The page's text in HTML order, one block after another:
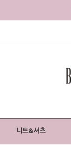
니트&셔츠